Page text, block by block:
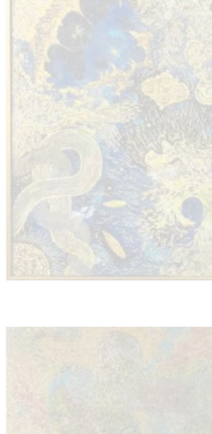
LA GALERÍA
CATÁLOGO VIRTUAL
ARTE SIN FRONTERAS
CARTELERA
CONTACTO
CUENTA